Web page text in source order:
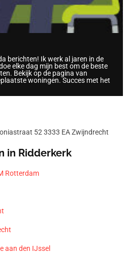
berichten! Ik werk al jaren in de
elke dag mijn best om de beste
Bekijk op de pagina van
woningen. Succes met het
52 3333 EA Zwijndrecht
in Ridderkerk
Rotterdam
aan den IJssel